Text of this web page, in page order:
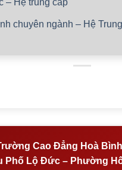
chuyên ngành – Hệ
Cao Đẳng Hoà
Phố Lộ Đức – Phường